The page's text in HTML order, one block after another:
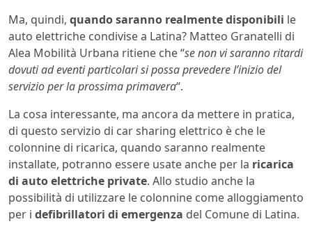
Ma, quindi, quando saranno realmente disponibili le
auto elettriche condivise a Latina? Matteo Granatelli di
Alea Mobilità Urbana ritiene che “se non vi saranno ritardi
dovuti ad eventi particolari si possa prevedere l’inizio del
servizio per la prossima primavera“.
La cosa interessante, ma ancora da mettere in pratica,
di questo servizio di car sharing elettrico è che le
colonnine di ricarica, quando saranno realmente
installate, potranno essere usate anche per la ricarica
di auto elettriche private. Allo studio anche la
possibilità di utilizzare le colonnine come alloggiamento
per i defibrillatori di emergenza del Comune di Latina.